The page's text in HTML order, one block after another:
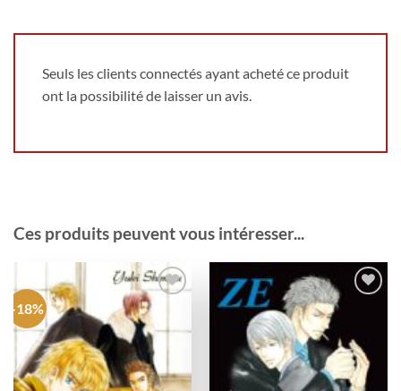
Seuls les clients connectés ayant acheté ce produit
ont la possibilité de laisser un avis.
Ces produits peuvent vous intéresser...
-18%
Ajouter
wishlist